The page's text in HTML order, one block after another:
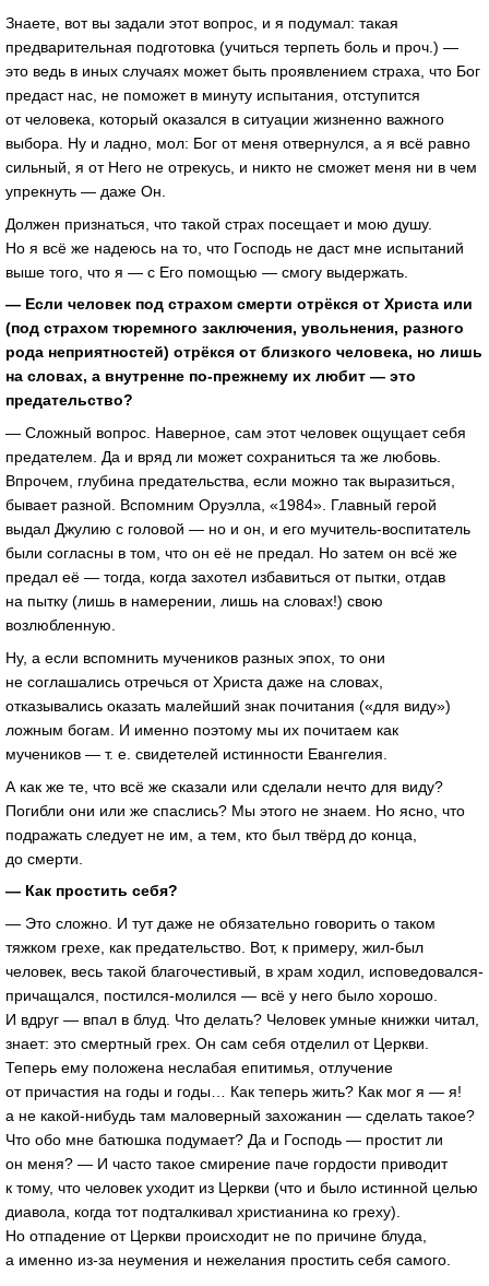
Знаете, вот вы задали этот вопрос, и я подумал: такая
предварительная подготовка (учиться терпеть боль и проч.) —
это ведь в иных случаях может быть проявлением страха, что Бог
предаст нас, не поможет в минуту испытания, отступится
от человека, который оказался в ситуации жизненно важного
выбора. Ну и ладно, мол: Бог от меня отвернулся, а я всё равно
сильный, я от Него не отрекусь, и никто не сможет меня ни в чем
упрекнуть — даже Он.
Должен признаться, что такой страх посещает и мою душу.
Но я всё же надеюсь на то, что Господь не даст мне испытаний
выше того, что я — с Его помощью — смогу выдержать.
— Если человек под страхом смерти отрёкся от Христа или
(под страхом тюремного заключения, увольнения, разного
рода неприятностей) отрёкся от близкого человека, но лишь
на словах, а внутренне по-прежнему их любит — это
предательство?
— Сложный вопрос. Наверное, сам этот человек ощущает себя
предателем. Да и вряд ли может сохраниться та же любовь.
Впрочем, глубина предательства, если можно так выразиться,
бывает разной. Вспомним Оруэлла, «1984». Главный герой
выдал Джулию с головой — но и он, и его мучитель-воспитатель
были согласны в том, что он её не предал. Но затем он всё же
предал её — тогда, когда захотел избавиться от пытки, отдав
на пытку (лишь в намерении, лишь на словах!) свою
возлюбленную.
Ну, а если вспомнить мучеников разных эпох, то они
не соглашались отречься от Христа даже на словах,
отказывались оказать малейший знак почитания («для виду»)
ложным богам. И именно поэтому мы их почитаем как
мучеников — т. е. свидетелей истинности Евангелия.
А как же те, что всё же сказали или сделали нечто для виду?
Погибли они или же спаслись? Мы этого не знаем. Но ясно, что
подражать следует не им, а тем, кто был твёрд до конца,
до смерти.
— Как простить себя?
— Это сложно. И тут даже не обязательно говорить о таком
тяжком грехе, как предательство. Вот, к примеру, жил-был
человек, весь такой благочестивый, в храм ходил, исповедовался-
причащался, постился-молился — всё у него было хорошо.
И вдруг — впал в блуд. Что делать? Человек умные книжки читал,
знает: это смертный грех. Он сам себя отделил от Церкви.
Теперь ему положена неслабая епитимья, отлучение
от причастия на годы и годы… Как теперь жить? Как мог я — я!
а не какой-нибудь там маловерный захожанин — сделать такое?
Что обо мне батюшка подумает? Да и Господь — простит ли
он меня? — И часто такое смирение паче гордости приводит
к тому, что человек уходит из Церкви (что и было истинной целью
диавола, когда тот подталкивал христианина ко греху).
Но отпадение от Церкви происходит не по причине блуда,
а именно из-за неумения и нежелания простить себя самого.